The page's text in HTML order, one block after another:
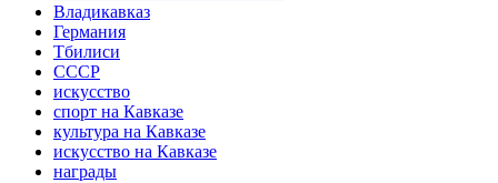
Владикавказ
Германия
Тбилиси
СССР
искусство
спорт на Кавказе
культура на Кавказе
искусство на Кавказе
награды